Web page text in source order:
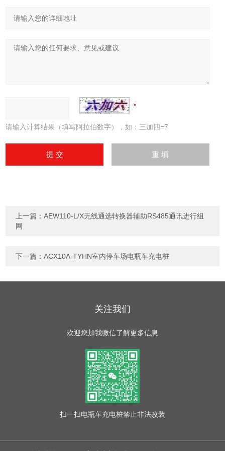
请输入计算结果（填写阿拉伯数字），如：三加四=7
上一篇：AEW110-L/X无线通选转换器辅助RS485通讯进行组
网
下一篇：ACX10A-TYHN室内停车场电瓶车充电桩
关注我们
欢迎您加我微信了解更多信息
扫一扫电瓶车充电桩禁止非法改装